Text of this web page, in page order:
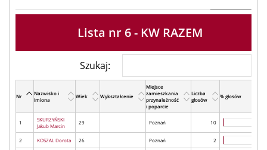
Lista nr 6 - KW RAZEM
Szukaj:
Nr
Nazwisko i
Imiona
Wiek Wykształcenie
Miejsce
zamieszkania
przynależność
i poparcie
Liczba
głosów
% głosów
1
SKURZYŃSKI
Jakub Marcin
29 Poznań 10
2 KOSZAL Dorota 26 Poznań 2